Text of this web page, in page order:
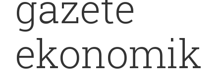
ekonomik